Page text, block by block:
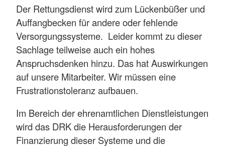
Der Rettungsdienst wird zum Lückenbüßer und
Auffangbecken für andere oder fehlende
Versorgungssysteme. Leider kommt zu dieser
Sachlage teilweise auch ein hohes
Anspruchsdenken hinzu. Das hat Auswirkungen
auf unsere Mitarbeiter. Wir müssen eine
Frustrationstoleranz aufbauen.
Im Bereich der ehrenamtlichen Dienstleistungen
wird das DRK die Herausforderungen der
Finanzierung dieser Systeme und die